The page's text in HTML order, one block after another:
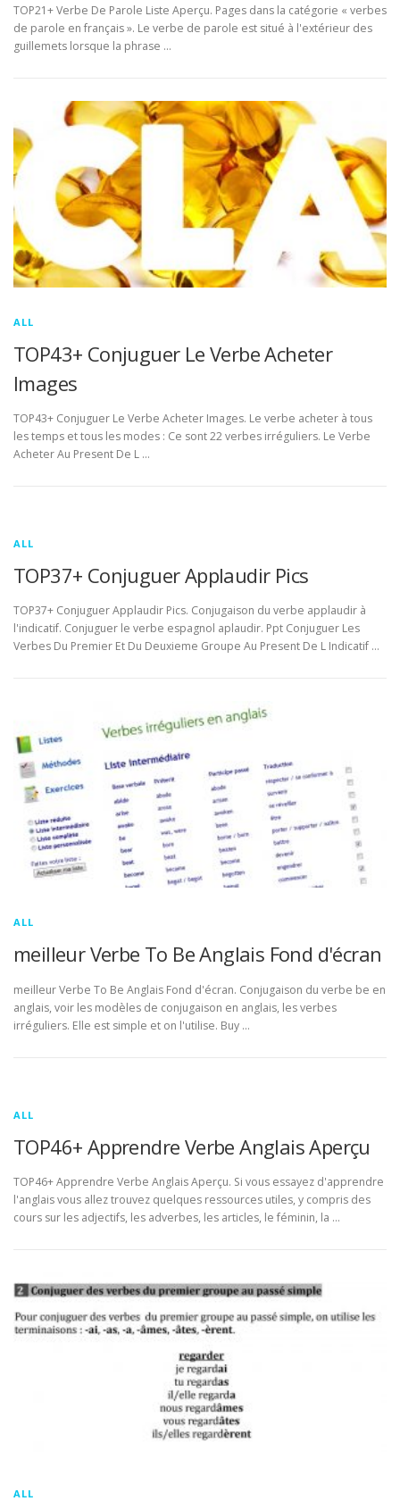
TOP21+ Verbe De Parole Liste Aperçu. Pages dans la catégorie « verbes
de parole en français ». Le verbe de parole est situé à l'extérieur des
guillemets lorsque la phrase …
ALL
TOP43+ Conjuguer Le Verbe Acheter
Images
TOP43+ Conjuguer Le Verbe Acheter Images. Le verbe acheter à tous
les temps et tous les modes : Ce sont 22 verbes irréguliers. Le Verbe
Acheter Au Present De L …
ALL
TOP37+ Conjuguer Applaudir Pics
TOP37+ Conjuguer Applaudir Pics. Conjugaison du verbe applaudir à
l'indicatif. Conjuguer le verbe espagnol aplaudir. Ppt Conjuguer Les
Verbes Du Premier Et Du Deuxieme Groupe Au Present De L Indicatif …
ALL
meilleur Verbe To Be Anglais Fond d'écran
meilleur Verbe To Be Anglais Fond d'écran. Conjugaison du verbe be en
anglais, voir les modèles de conjugaison en anglais, les verbes
irréguliers. Elle est simple et on l'utilise. Buy …
ALL
TOP46+ Apprendre Verbe Anglais Aperçu
TOP46+ Apprendre Verbe Anglais Aperçu. Si vous essayez d'apprendre
l'anglais vous allez trouvez quelques ressources utiles, y compris des
cours sur les adjectifs, les adverbes, les articles, le féminin, la …
ALL